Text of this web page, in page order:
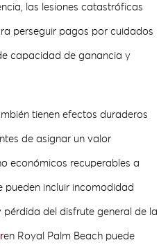
las lesiones catastróficas
perseguir pagos por cuidados
capacidad de ganancia y
tienen efectos duraderos
de asignar un valor
económicos recuperables a
pueden incluir incomodidad
del disfrute general de la
en Royal Palm Beach puede